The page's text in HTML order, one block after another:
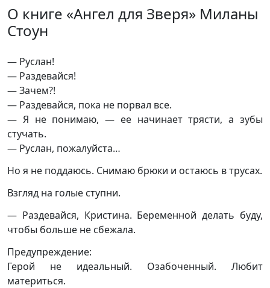
О книге «Ангел для Зверя» Миланы
Стоун
— Руслан!
— Раздевайся!
— Зачем?!
— Раздевайся, пока не порвал все.
— Я не понимаю, — ее начинает трясти, а зубы
стучать.
— Руслан, пожалуйста…
Но я не поддаюсь. Снимаю брюки и остаюсь в трусах.
Взгляд на голые ступни.
— Раздевайся, Кристина. Беременной делать буду,
чтобы больше не сбежала.
Предупреждение:
Герой не идеальный. Озабоченный. Любит
материться.